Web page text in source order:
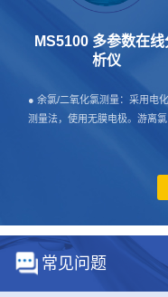
过程 - 仪器特点： ● 体验出色
效和可靠性：NH6000sc 氨氮分
尽显稳定可靠 通过 NH6000sc
氨氮分析仪简化您的在线操作，
线气敏电极法氨氮分析仪将为
供可靠的测量结果进而提高工艺
率。 ● 通过可信赖的技术提升正
MS5100 多参数在线
析仪
● 余氯/二氧化氯测量：采用电
测量法，使用无膜电极。游离氯
（OCl-）的总和。当pH小于4
位时，次氯酸分子在工作电极被
原为氯离子，此时工作电极和
极间产生电流回路，在恒定条件
常见问题